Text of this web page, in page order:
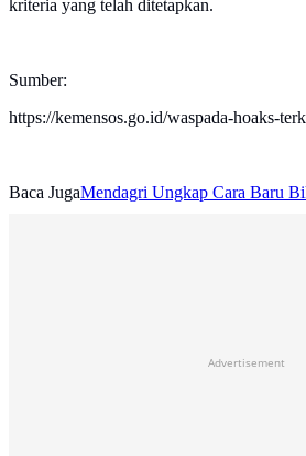
kriteria yang telah ditetapkan.
Sumber:
https://kemensos.go.id/waspada-hoaks-
Baca JugaMendagri Ungkap Cara Baru
Advertisement